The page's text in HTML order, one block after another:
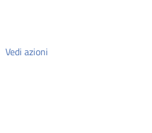
Vedi azioni